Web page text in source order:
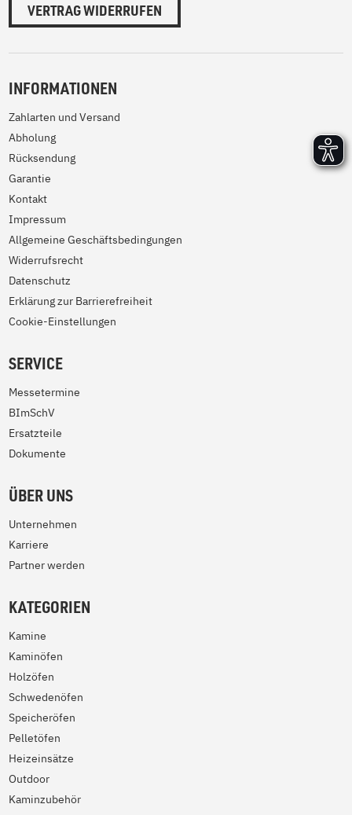
VERTRAG WIDERRUFEN
INFORMATIONEN
Zahlarten und Versand
Abholung
Rücksendung
Garantie
Kontakt
Impressum
Allgemeine Geschäftsbedingungen
Widerrufsrecht
Datenschutz
Erklärung zur Barrierefreiheit
Cookie-Einstellungen
SERVICE
Messetermine
BImSchV
Ersatzteile
Dokumente
ÜBER UNS
Unternehmen
Karriere
Partner werden
KATEGORIEN
Kamine
Kaminöfen
Holzöfen
Schwedenöfen
Speicheröfen
Pelletöfen
Heizeinsätze
Outdoor
Kaminzubehör